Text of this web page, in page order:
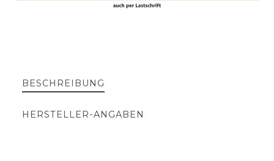
BESCHREIBUNG
HERSTELLER-ANGABEN